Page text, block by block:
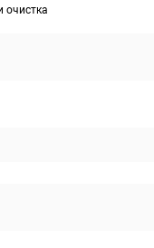
очистка